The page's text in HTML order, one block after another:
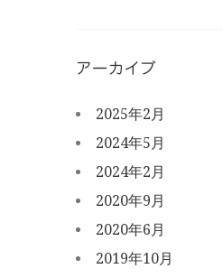
アーカイブ
2025年2月
2024年5月
2024年2月
2020年9月
2020年6月
2019年10月